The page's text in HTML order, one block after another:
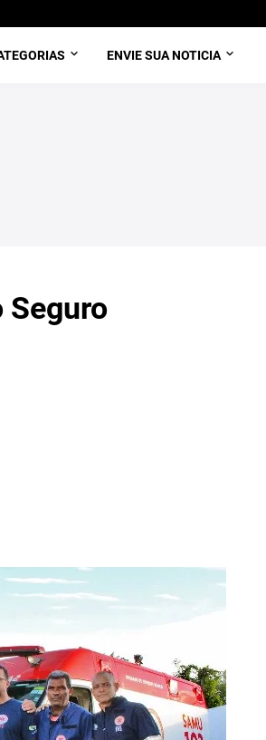
ENVIE SUA NOTICIA
Seguro